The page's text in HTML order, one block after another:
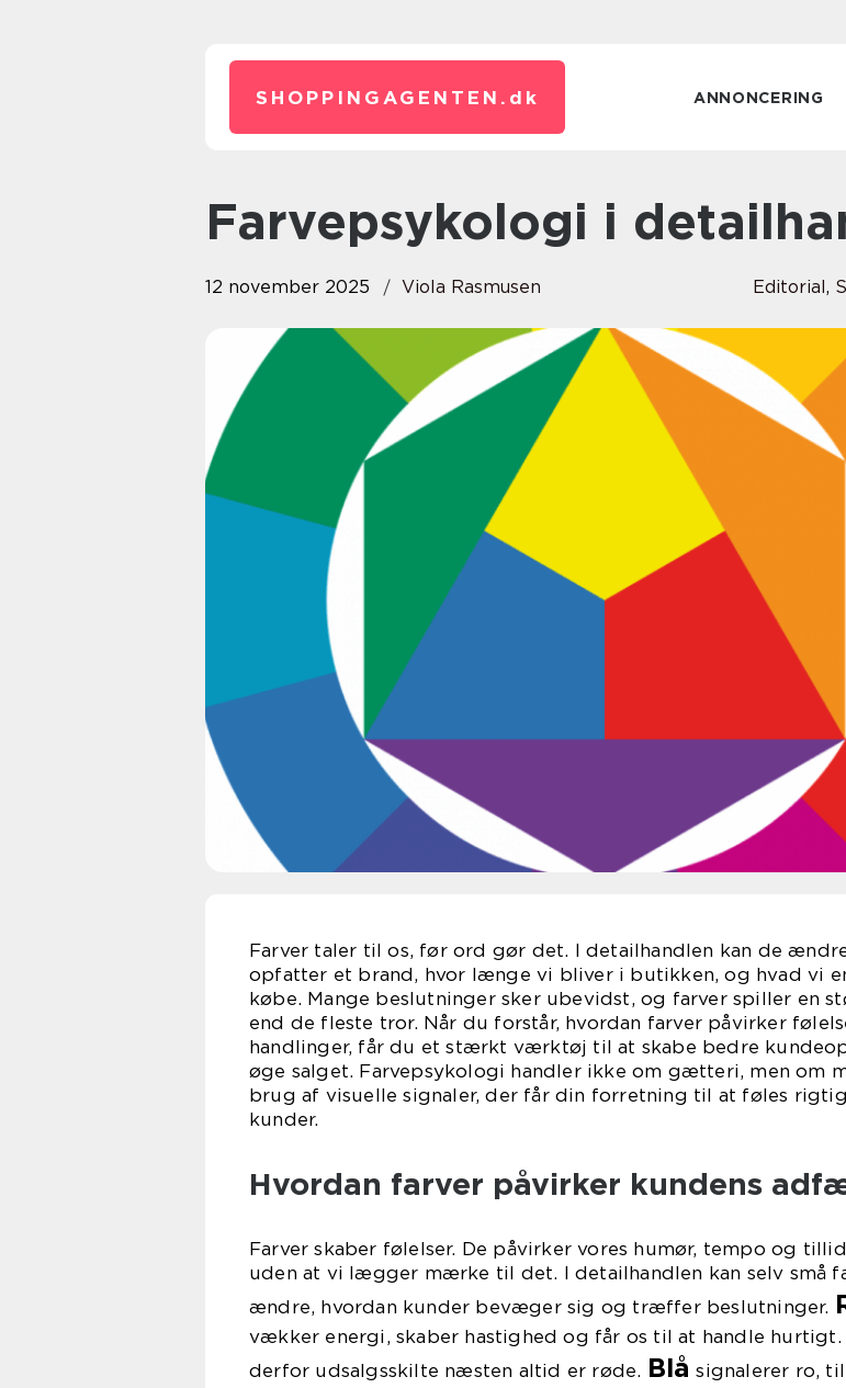
SHOPPINGAGENTEN. dk ANNONCERING
Farvepsykologi i
12 november 2025 Viola Rasmusen Editorial,
Farver taler til os, før ord gør det. I detailhandlen kan de
opfatter et brand, hvor længe vi bliver i butikken, og hvad vi
købe. Mange beslutninger sker ubevidst, og farver spiller en
end de fleste tror. Når du forstår, hvordan farver påvirker
handlinger, får du et stærkt værktøj til at skabe bedre
øge salget. Farvepsykologi handler ikke om gætteri, men om
brug af visuelle signaler, der får din forretning til at føles
kunder.
Hvordan farver påvirker kundens
Farver skaber følelser. De påvirker vores humør, tempo og
uden at vi lægger mærke til det. I detailhandlen kan selv små
ændre, hvordan kunder bevæger sig og træffer beslutninger.
vækker energi, skaber hastighed og får os til at handle hurtigt.
derfor udsalgsskilte næsten altid er røde. Blå signalerer ro,